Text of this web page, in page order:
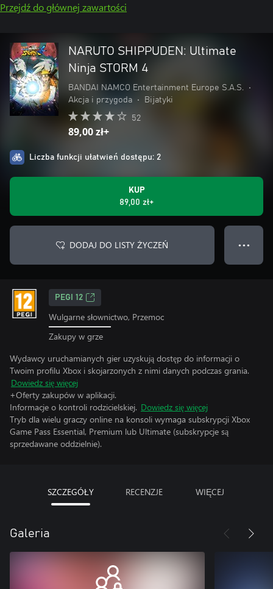
Przejdź do głównej zawartości
NARUTO SHIPPUDEN: Ultimate
Ninja STORM 4
BANDAI NAMCO Entertainment Europe S.A.S.
•
Akcja i przygoda
• Bijatyki
52
89,00 zł+
Liczba funkcji ułatwień dostępu: 2
KUP
89,00 zł+
DODAJ DO LISTY ŻYCZEŃ ● ● ●
PEGI 12
Wulgarne słownictwo, Przemoc
Zakupy w grze
Wydawcy uruchamianych gier uzyskują dostęp do informacji o
Twoim profilu Xbox i skojarzonych z nimi danych podczas grania.
Dowiedz się więcej
+Oferty zakupów w aplikacji.
Informacje o kontroli rodzicielskiej. Dowiedz się więcej
Tryb dla wielu graczy online na konsoli wymaga subskrypcji Xbox
Game Pass Essential, Premium lub Ultimate (subskrypcje są
sprzedawane oddzielnie).
SZCZEGÓŁY RECENZJE WIĘCEJ
Galeria